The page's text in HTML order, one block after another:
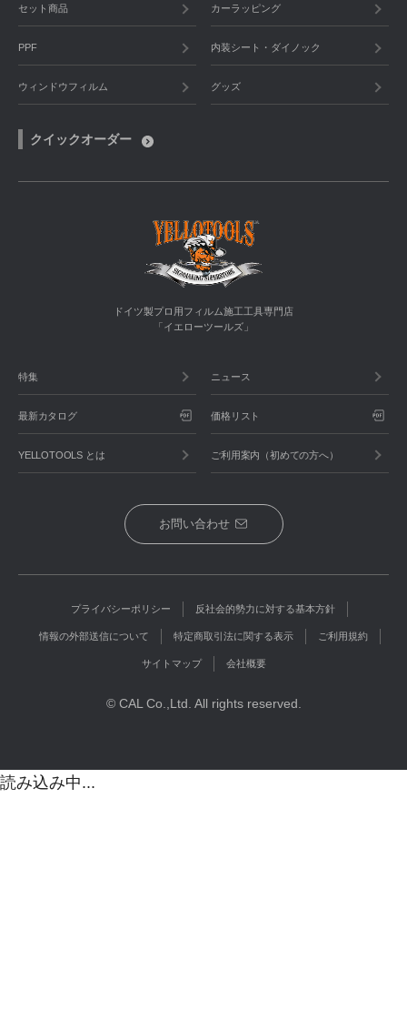
セット商品 カーラッピング
PPF 内装シート・ダイノック
ウィンドウフィルム グッズ
クイックオーダー
ドイツ製プロ用フィルム施工工具専門店
「イエローツールズ」
特集 ニュース
最新カタログ 価格リスト
YELLOTOOLS とは ご利用案内（初めての方へ）
お問い合わせ
プライバシーポリシー 反社会的勢力に対する基本方針
情報の外部送信について 特定商取引法に関する表示 ご利用規約
サイトマップ 会社概要
© CAL Co.,Ltd. All rights reserved.
読み込み中...